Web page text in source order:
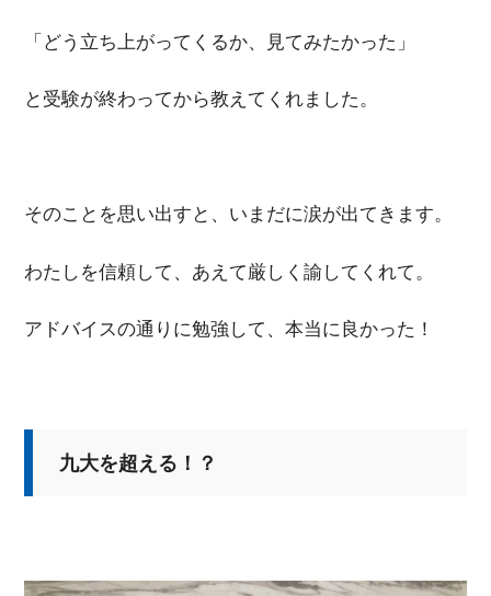
「どう立ち上がってくるか、見てみたかった」
と受験が終わってから教えてくれました。
そのことを思い出すと、いまだに涙が出てきます。
わたしを信頼して、あえて厳しく諭してくれて。
アドバイスの通りに勉強して、本当に良かった！
九大を超える！？